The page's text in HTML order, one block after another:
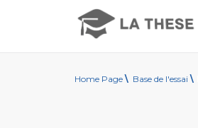
Home Page \ Base de l'essai \